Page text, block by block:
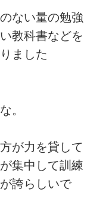
ない量の勉強
教科書などを
ました
。
が力を貸して
集中して訓練
誇らしいで